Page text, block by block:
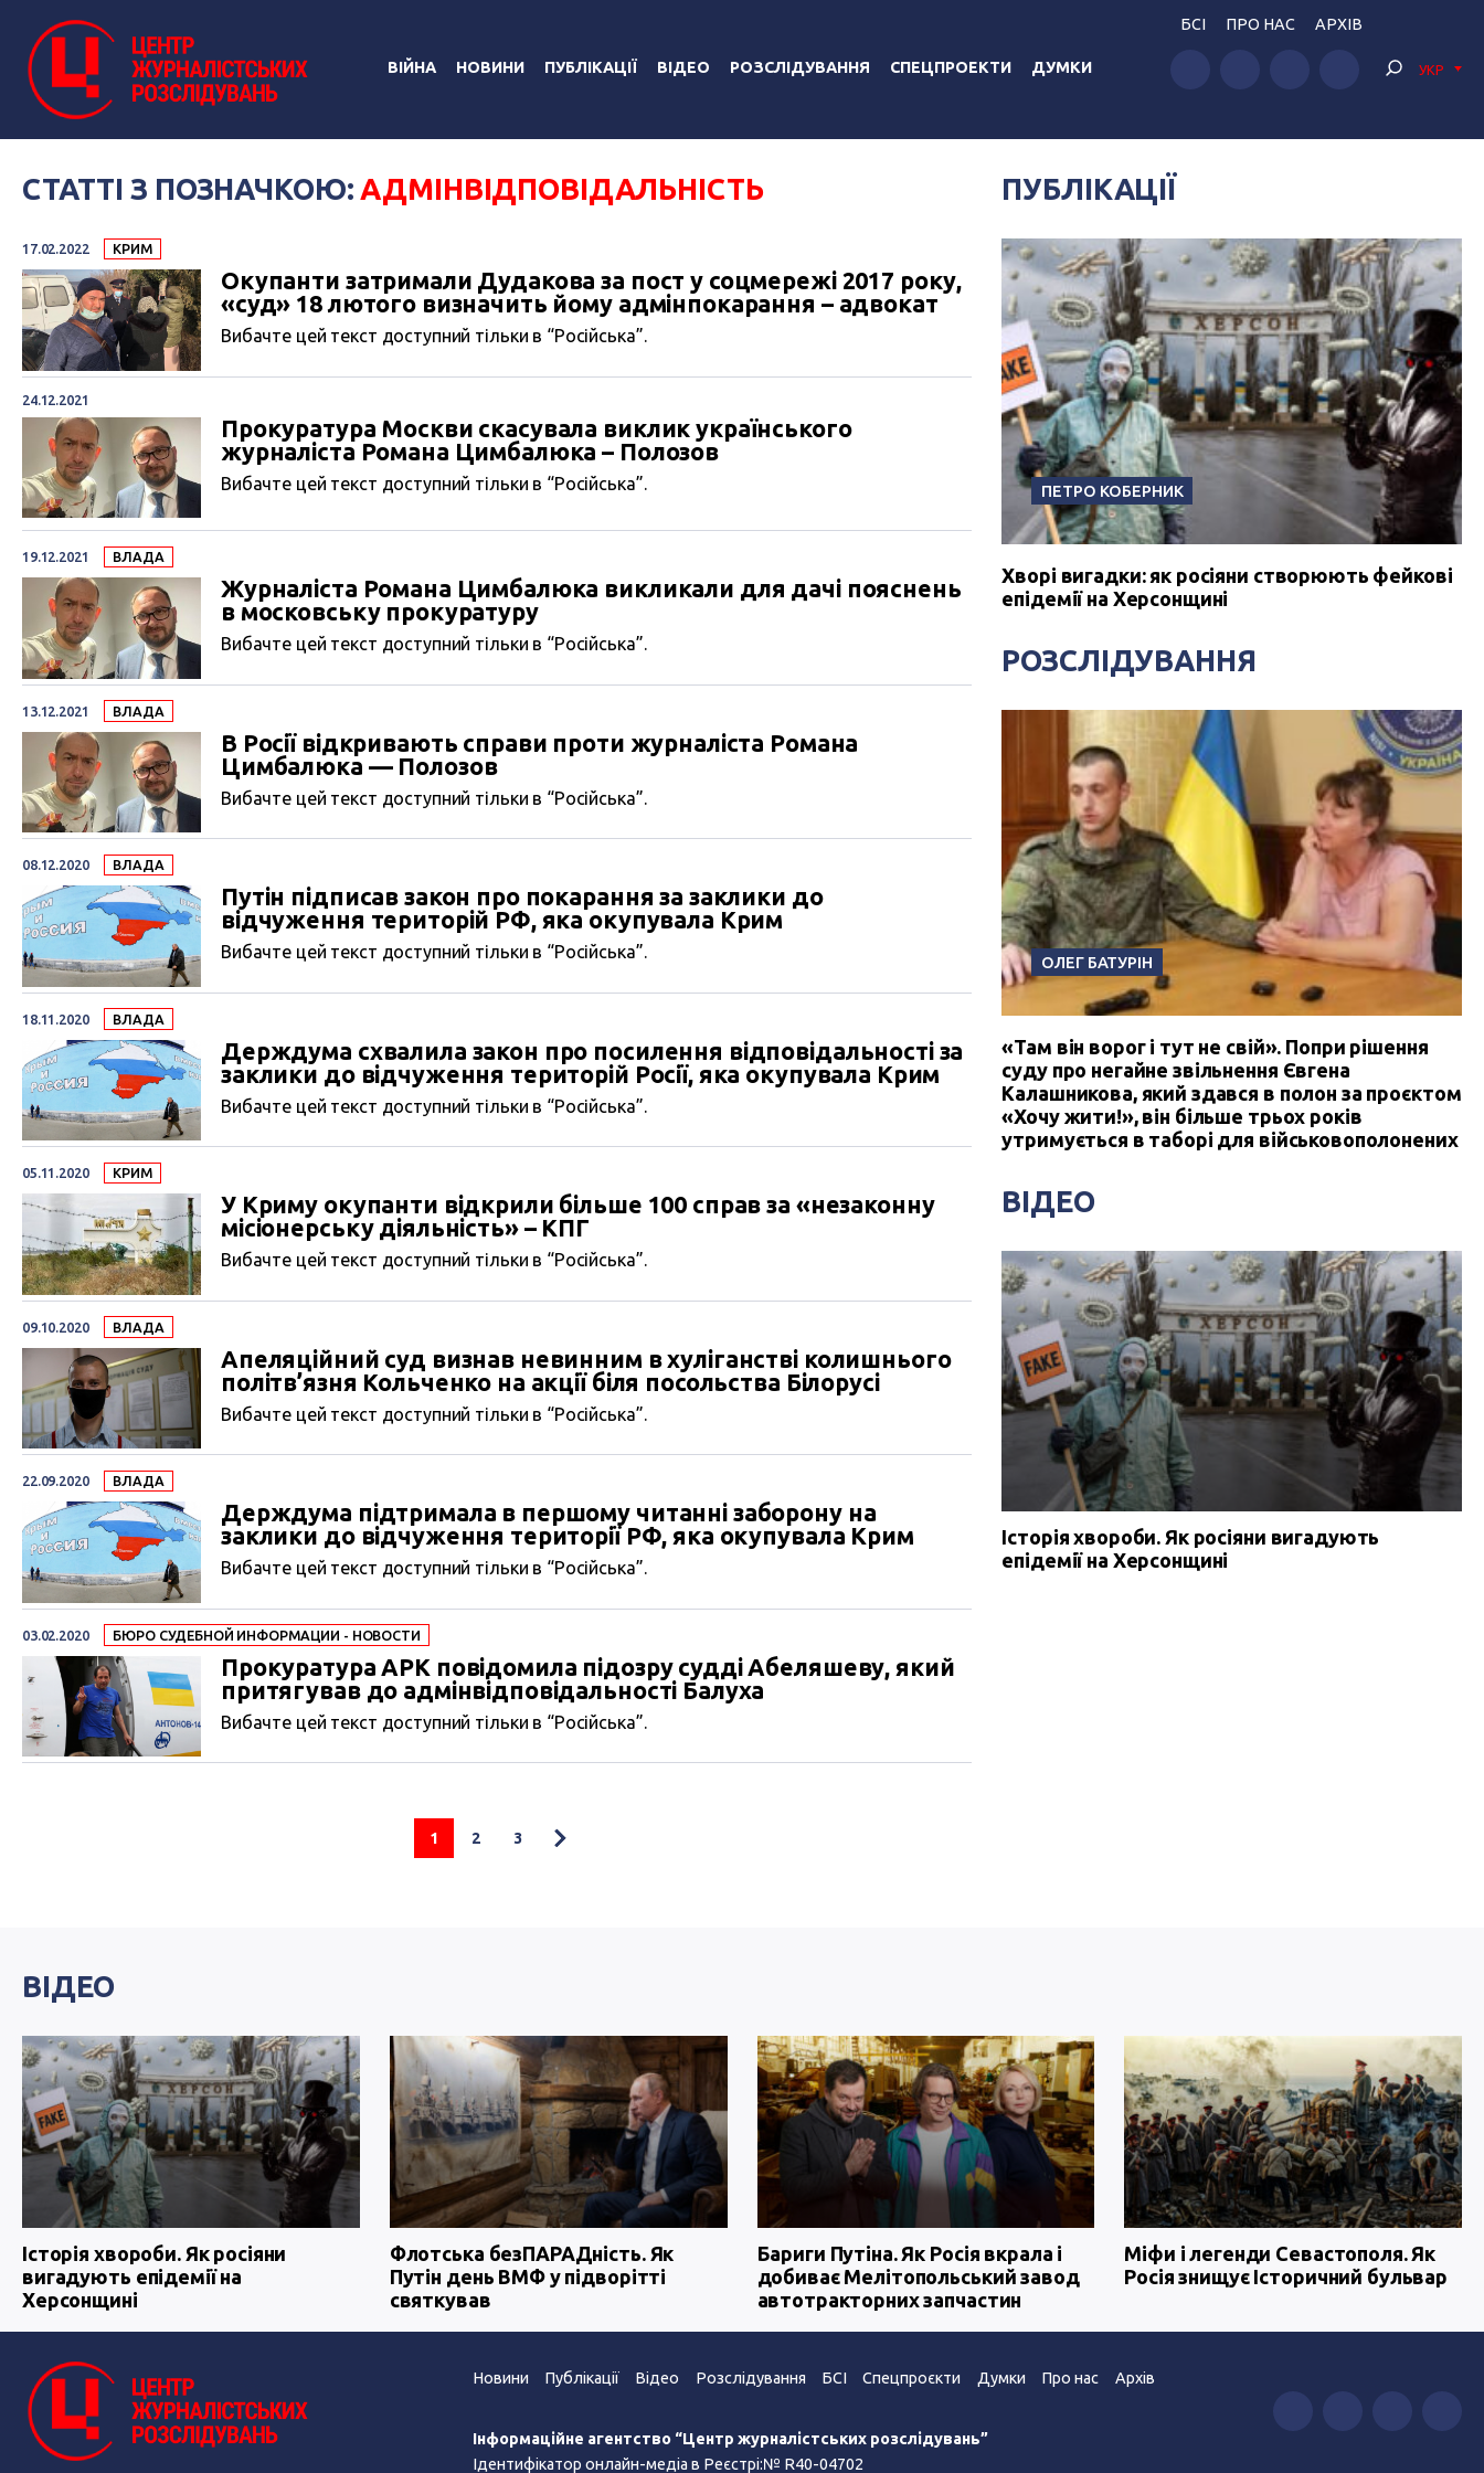
ВІЙНА НОВИНИ ПУБЛІКАЦІЇ ВІДЕО РОЗСЛІДУВАННЯ СПЕЦПРОЕКТИ ДУМКИ
БСІ ПРО НАС АРХІВ
УКР
СТАТТІ З ПОЗНАЧКОЮ: АДМІНВІДПОВІДАЛЬНІСТЬ
17.02.2022 КРИМ
Окупанти затримали Дудакова за пост у соцмережі 2017 року,
«суд» 18 лютого визначить йому адмінпокарання – адвокат
Вибачте цей текст доступний тільки в “Російська”.
24.12.2021
Прокуратура Москви скасувала виклик українського
журналіста Романа Цимбалюка – Полозов
Вибачте цей текст доступний тільки в “Російська”.
19.12.2021 ВЛАДА
Журналіста Романа Цимбалюка викликали для дачі пояснень
в московську прокуратуру
Вибачте цей текст доступний тільки в “Російська”.
13.12.2021 ВЛАДА
В Росії відкривають справи проти журналіста Романа
Цимбалюка — Полозов
Вибачте цей текст доступний тільки в “Російська”.
08.12.2020 ВЛАДА
Путін підписав закон про покарання за заклики до
відчуження територій РФ, яка окупувала Крим
Вибачте цей текст доступний тільки в “Російська”.
18.11.2020 ВЛАДА
Держдума схвалила закон про посилення відповідальності за
заклики до відчуження територій Росії, яка окупувала Крим
Вибачте цей текст доступний тільки в “Російська”.
05.11.2020 КРИМ
У Криму окупанти відкрили більше 100 справ за «незаконну
місіонерську діяльність» – КПГ
Вибачте цей текст доступний тільки в “Російська”.
09.10.2020 ВЛАДА
Апеляційний суд визнав невинним в хуліганстві колишнього
політв’язня Кольченко на акції біля посольства Білорусі
Вибачте цей текст доступний тільки в “Російська”.
22.09.2020 ВЛАДА
Держдума підтримала в першому читанні заборону на
заклики до відчуження території РФ, яка окупувала Крим
Вибачте цей текст доступний тільки в “Російська”.
03.02.2020 БЮРО СУДЕБНОЙ ИНФОРМАЦИИ - НОВОСТИ
Прокуратура АРК повідомила підозру судді Абеляшеву, який
притягував до адмінвідповідальності Балуха
Вибачте цей текст доступний тільки в “Російська”.
1 2 3
ПУБЛІКАЦІЇ
ПЕТРО КОБЕРНИК
Хворі вигадки: як росіяни створюють фейкові
епідемії на Херсонщині
РОЗСЛІДУВАННЯ
ОЛЕГ БАТУРІН
«Там він ворог і тут не свій». Попри рішення
суду про негайне звільнення Євгена
Калашникова, який здався в полон за проєктом
«Хочу жити!», він більше трьох років
утримується в таборі для військовополонених
ВІДЕО
Історія хвороби. Як росіяни вигадують
епідемії на Херсонщині
ВІДЕО
Історія хвороби. Як росіяни
вигадують епідемії на
Херсонщині
Флотська безПАРАДність. Як
Путін день ВМФ у підворітті
святкував
Бариги Путіна. Як Росія вкрала і
добиває Мелітопольський завод
автотракторних запчастин
Міфи і легенди Севастополя. Як
Росія знищує Історичний бульвар
Новини Публікації Відео Розслідування БСІ Спецпроєкти Думки Про нас Архів
Інформаційне агентство “Центр журналістських розслідувань”
Ідентифікатор онлайн-медіа в Реєстрі:№ R40-04702